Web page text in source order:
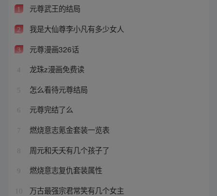
1 元尊武王的结局
2 我是大仙尊李小凡有多少女人
3 元尊漫画326话
4 龙珠z漫画免费读
5 怎么看待元尊结局
6 元尊完结了么
7 燃烧意志氪金套装一览表
8 周元和夭夭有几个孩子了
9 燃烧意志复仇套装属性
10 万古最强宗君常笑有几个女主